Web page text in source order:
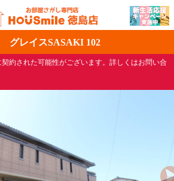
グレイスSASAKI 102
約された可能性がございます。詳しくはお問い合